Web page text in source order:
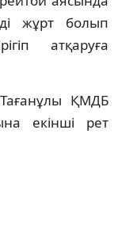
жұрт болып
атқаруға
ҚМДБ
екінші рет